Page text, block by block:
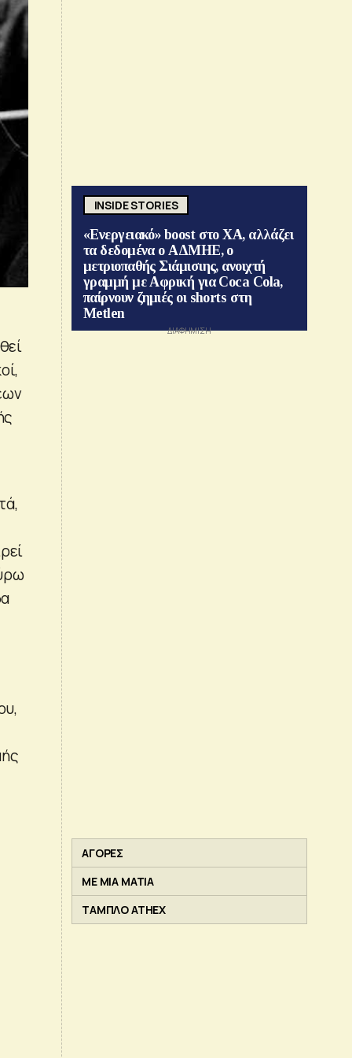
INSIDE STORIES
«Ενεργειακό» boost στο ΧΑ, αλλάζει
τα δεδομένα ο ΑΔΜΗΕ, ο
μετριοπαθής Σιάμισιης, ανοιχτή
γραμμή με Αφρική για Coca Cola,
παίρνουν ζημιές οι shorts στη
Metlen
ΑΓΟΡΕΣ
ΜΕ ΜΙΑ ΜΑΤΙΑ
ΤΑΜΠΛΟ ATHEX